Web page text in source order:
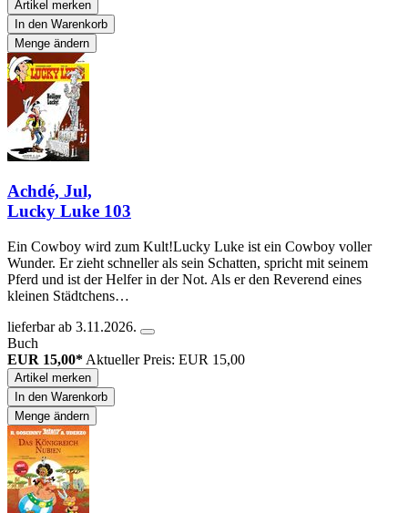
Artikel merken
In den Warenkorb
Menge ändern
Achdé, Jul,
Lucky Luke 103
Ein Cowboy wird zum Kult!Lucky Luke ist ein Cowboy voller
Wunder. Er zieht schneller als sein Schatten, spricht mit seinem
Pferd und ist der Helfer in der Not. Als er den Reverend eines
kleinen Städtchens…
lieferbar ab 3.11.2026.
Buch
EUR 15,00* Aktueller Preis: EUR 15,00
Artikel merken
In den Warenkorb
Menge ändern